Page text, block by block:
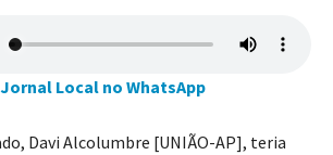
Local no WhatsApp
Davi Alcolumbre [UNIÃO-AP], teria